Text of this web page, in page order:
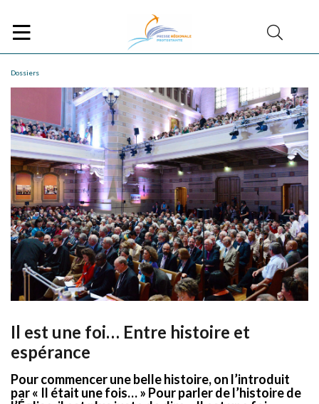
Dossiers
Il est une foi… Entre histoire et
espérance
Pour commencer une belle histoire, on l’introduit
par « Il était une fois… » Pour parler de l’histoire de